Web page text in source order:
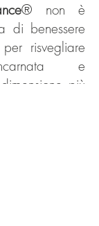
® non è
di benessere
risvegliare
e
più